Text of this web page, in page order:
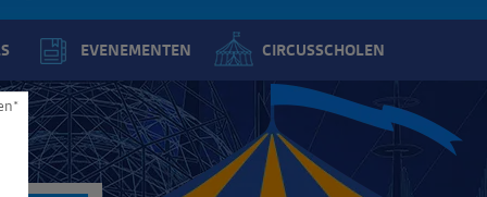
EVENEMENTEN CIRCUSSCHOLEN